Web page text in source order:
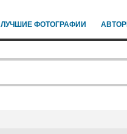
ЛУЧШИЕ ФОТОГРАФИИ